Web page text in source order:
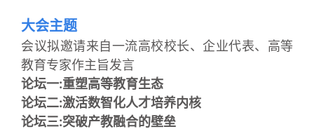
大会主题
会议拟邀请来自一流高校校长、企业代表、高等
教育专家作主旨发言
论坛一:重塑高等教育生态
论坛二:激活数智化人才培养内核
论坛三:突破产教融合的壁垒